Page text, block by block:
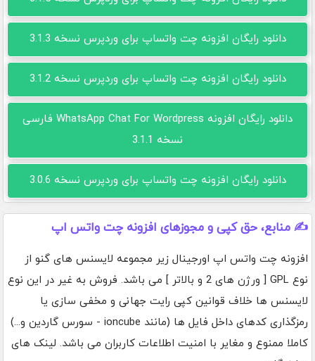
دانلود رایگان افزونه چت واتساپ برای وردپرس نسخه 3.1.3
دانلود رایگان افزونه چت واتساپ برای وردپرس نسخه 3.1.2
دانلود رایگان افزونه WhatsApp Chat For Wordpress فارسی
نسخه 3.1.1
دانلود رایگان افزونه چت واتساپ برای وردپرس نسخه 3.0.6
✍️ منابع، حق کپی و مجوزهای افزونه چت واتس اپ
افزونه چت واتس اپ اورجینال زیر مجموعه لایسنس های گنو از
نوع GPL [ ورژن های 2 و بالاتر ] می باشد. فروش به غیر در این نوع
لایسنس ها خلاف قوانین کپی رایت جهانی و مخفی سازی یا
رمزگذاری کدهای داخل فایل ها (مانند ioncube - سورس گاردین و...)
کاملا ممنوع و مغایر با امنیت اطلاعات کاربران می باشد. لینک های